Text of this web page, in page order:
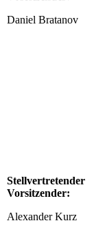
Daniel Bratanov
Stellvertretender
Vorsitzender:
Alexander Kurz